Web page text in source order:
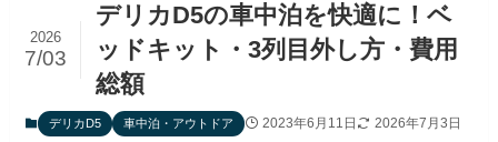
デリカD5の車中泊を快適に！ベ
ッドキット・3列目外し方・費用
総額
2026
7/03
デリカD5 車中泊・アウトドア 2023年6月11日 2026年7月3日